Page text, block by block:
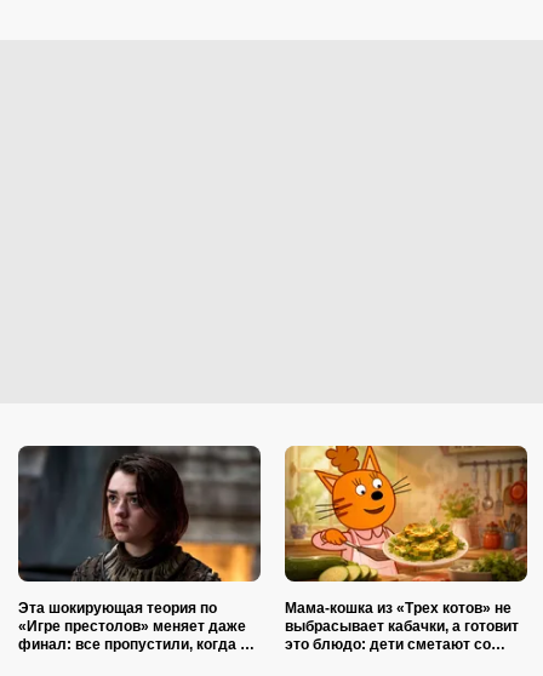
Эта шокирующая теория по
«Игре престолов» меняет даже
финал: все пропустили, когда на
Мама-кошка из «Трех котов» не
выбрасывает кабачки, а готовит
это блюдо: дети сметают со